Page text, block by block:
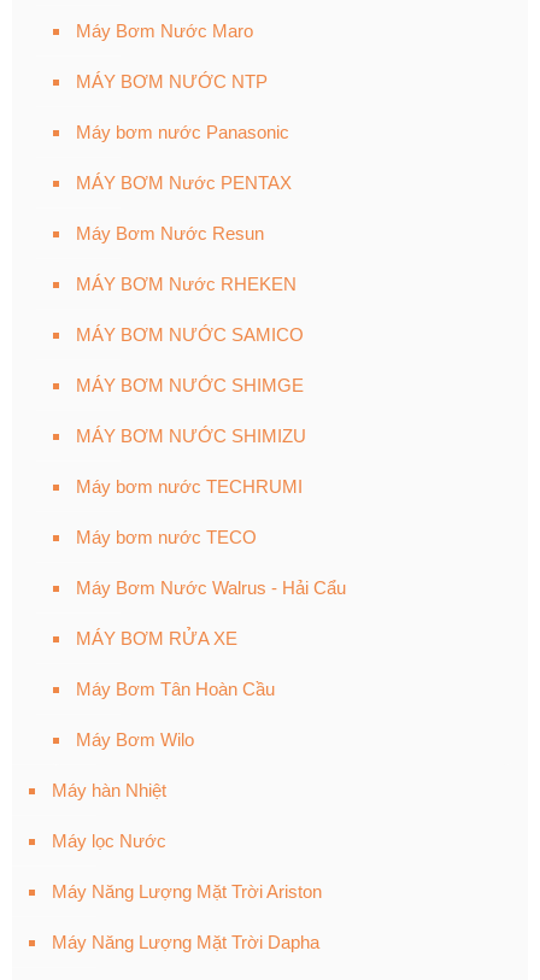
Máy Bơm Nước Maro
MÁY BƠM NƯỚC NTP
Máy bơm nước Panasonic
MÁY BƠM Nước PENTAX
Máy Bơm Nước Resun
MÁY BƠM Nước RHEKEN
MÁY BƠM NƯỚC SAMICO
MÁY BƠM NƯỚC SHIMGE
MÁY BƠM NƯỚC SHIMIZU
Máy bơm nước TECHRUMI
Máy bơm nước TECO
Máy Bơm Nước Walrus - Hải Cẩu
MÁY BƠM RỬA XE
Máy Bơm Tân Hoàn Cầu
Máy Bơm Wilo
Máy hàn Nhiệt
Máy lọc Nước
Máy Năng Lượng Mặt Trời Ariston
Máy Năng Lượng Mặt Trời Dapha